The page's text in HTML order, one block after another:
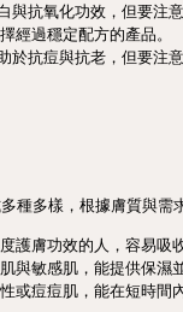
與抗氧化功效，但要注
經過穩定配方的產品。
於抗痘與抗老，但要注
種多樣，根據膚質與需
護膚功效的人，容易吸
與敏感肌，能提供保濕
性或痘痘肌，能在短時間